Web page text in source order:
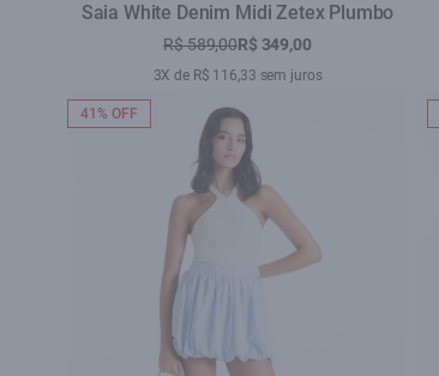
Saia White Denim Midi Zetex Plumbo
R$ 589,00R$ 349,00
3X de R$ 116,33 sem juros
41% OFF